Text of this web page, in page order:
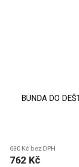
BUNDA DO
630 Kč bez DPH
762 Kč